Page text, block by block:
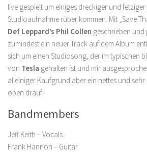
live gespielt um einiges dreckiger und
Studioaufnahme rüber kommen. Mit „Save
Def Leppard’s Phil Collen geschrieben
zumindest ein neuer Track auf dem Album
sich um einen Studiosong, der im typischen
von Tesla gehalten ist und mir
alleiniger Kaufgrund aber ein nettes und
oben drauf!
Bandmembers
Jeff Keith – Vocals
Frank Hannon – Guitar